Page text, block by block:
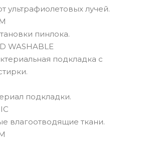
ультрафиолетовых лучей.
пинлока.
WASHABLE
подкладка с
подкладки.
влагоотводящие ткани.